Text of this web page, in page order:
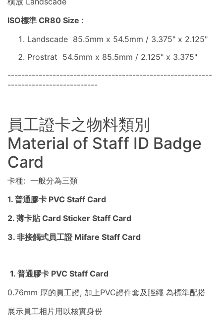
ISO標準 CR80 Size :
Landscade 85.5mm x 54.5mm / 3.375" x 2.125"
Prostrat 54.5mm x 85.5mm / 2.125" x 3.375"
-----------------------------------------------------------
--------------------------
員工證卡之物料類別
Material of Staff ID Badge
Card
卡種: 一般分為三類
1. 普通膠卡 PVC Staff Card
2. 薄卡貼 Card Sticker Staff Card
3. 非接觸式員工證 Mifare Staff Card
1. 普通膠卡 PVC Staff Card
0.76mm 厚的員工證, 加上PVC證件套及脛繩 為標準配搭
展示員工相片用以核實身份